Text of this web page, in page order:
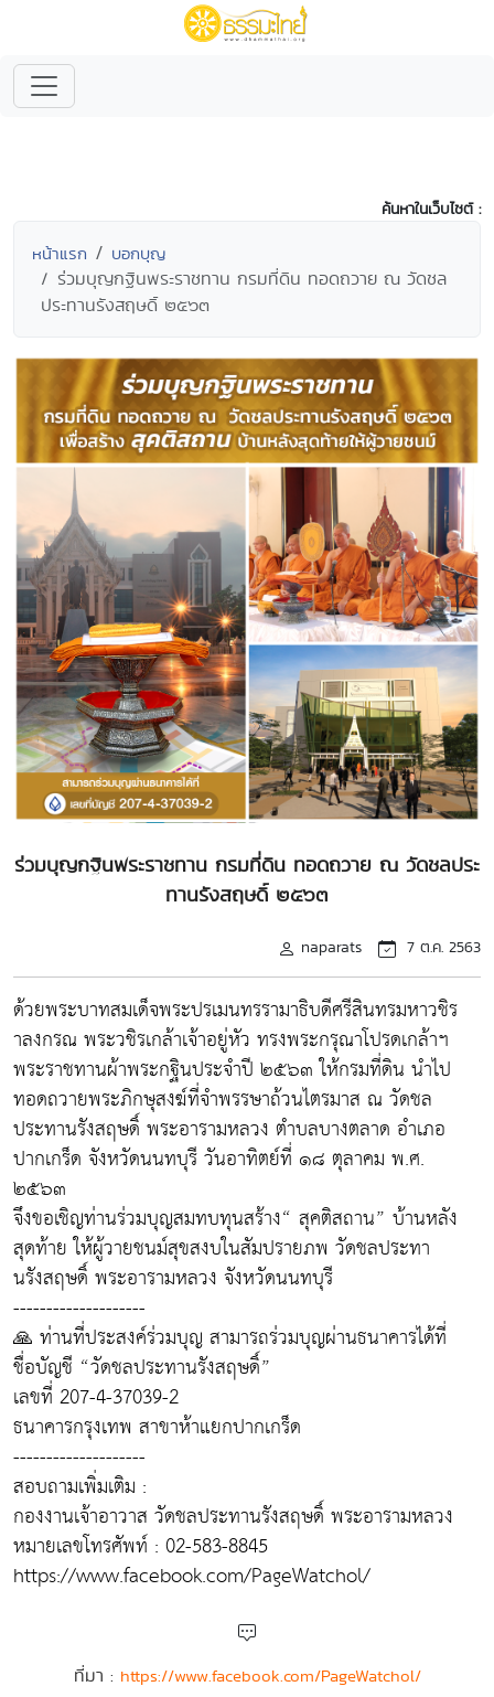
ค้นหาในเว็บไซต์ :
หน้าแรก บอกบุญ
ร่วมบุญกฐินพระราชทาน กรมที่ดิน ทอดถวาย ณ วัดชล
ประทานรังสฤษดิ์ ๒๕๖๓
ร่วมบุญกฐินพระราชทาน กรมที่ดิน ทอดถวาย ณ วัดชลประ
ทานรังสฤษดิ์ ๒๕๖๓
naparats 7 ต.ค. 2563
ด้วยพระบาทสมเด็จพระปรเมนทรรามาธิบดีศรีสินทรมหาวชิร
าลงกรณ พระวชิรเกล้าเจ้าอยู่หัว ทรงพระกรุณาโปรดเกล้าฯ
พระราชทานผ้าพระกฐินประจำปี ๒๕๖๓ ให้กรมที่ดิน นำไป
ทอดถวายพระภิกษุสงฆ์ที่จำพรรษาถ้วนไตรมาส ณ วัดชล
ประทานรังสฤษดิ์ พระอารามหลวง ตำบลบางตลาด อำเภอ
ปากเกร็ด จังหวัดนนทบุรี วันอาทิตย์ที่ ๑๘ ตุลาคม พ.ศ.
๒๕๖๓
จึงขอเชิญท่านร่วมบุญสมทบทุนสร้าง“ สุคติสถาน” บ้านหลัง
สุดท้าย ให้ผู้วายชนม์สุขสงบในสัมปรายภพ วัดชลประทา
นรังสฤษดิ์ พระอารามหลวง จังหวัดนนทบุรี
--------------------
🙏 ท่านที่ประสงค์ร่วมบุญ สามารถร่วมบุญผ่านธนาคารได้ที่
ชื่อบัญชี “วัดชลประทานรังสฤษดิ์”
เลขที่ 207-4-37039-2
ธนาคารกรุงเทพ สาขาห้าแยกปากเกร็ด
--------------------
สอบถามเพิ่มเติม :
กองงานเจ้าอาวาส วัดชลประทานรังสฤษดิ์ พระอารามหลวง
หมายเลขโทรศัพท์ : 02-583-8845
https://www.facebook.com/PageWatchol/
ที่มา : https://www.facebook.com/PageWatchol/